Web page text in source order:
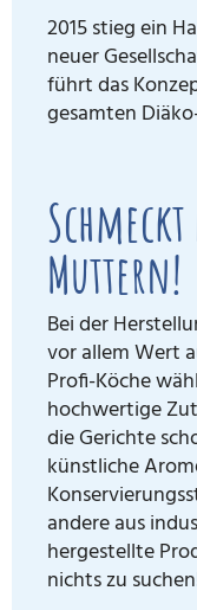
2015 stieg ein
neuer
führt das
gesamten
Muttern!
Bei der
vor allem Wert
Profi-Köche
hochwertige
die Gerichte
künstliche
andere aus
hergestellte
nichts zu